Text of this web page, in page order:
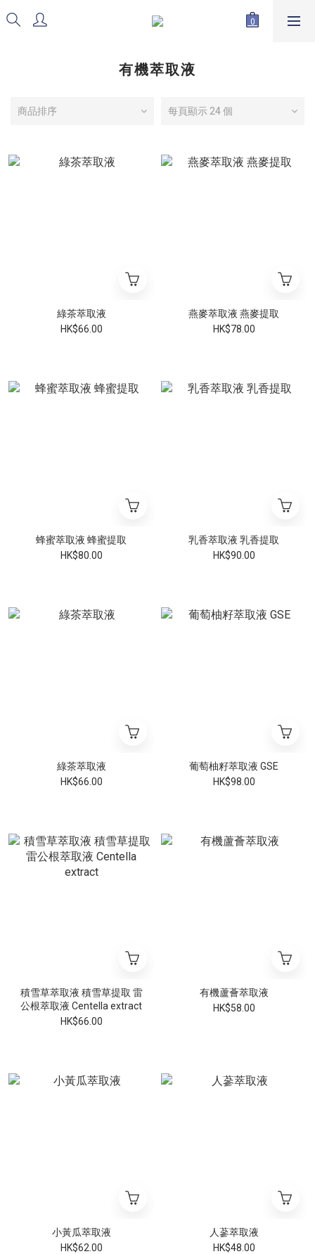
有機萃取液
商品排序 每頁顯示 24 個
綠茶萃取液
HK$66.00
燕麥萃取液 燕麥提取
HK$78.00
蜂蜜萃取液 蜂蜜提取
HK$80.00
乳香萃取液 乳香提取
HK$90.00
綠茶萃取液
HK$66.00
葡萄柚籽萃取液 GSE
HK$98.00
積雪草萃取液 積雪草提取 雷
公根萃取液 Centella extract
HK$66.00
有機蘆薈萃取液
HK$58.00
小黃瓜萃取液
HK$62.00
人蔘萃取液
HK$48.00